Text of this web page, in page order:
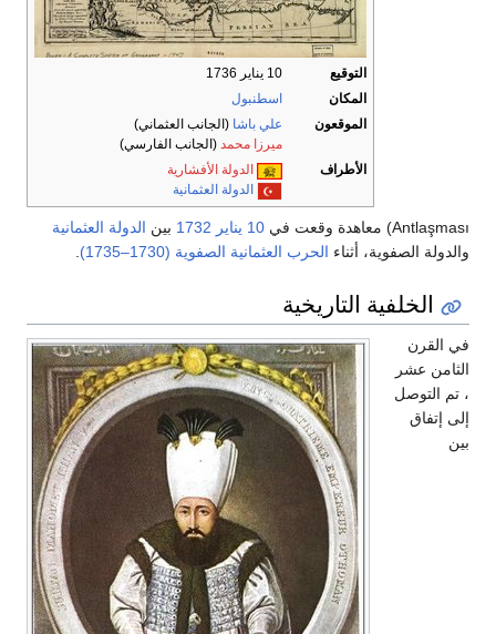
التوقيع
10 يناير 1736
المكان
اسطنبول
الموقعون
علي باشا (الجانب العثماني)
ميرزا محمد (الجانب الفارسي)
الأطراف
الدولة الأفشارية
الدولة العثمانية
Antlaşması) معاهدة وقعت في 10 يناير 1732 بين الدولة العثمانية
والدولة الصفوية، أثناء الحرب العثمانية الصفوية (1730–1735)
الخلفية التاريخية
في القرن
الثامن عشر
، تم التوصل
إلى إتفاق
بين